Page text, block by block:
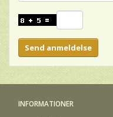
Send anmeldelse
INFORMATIONER